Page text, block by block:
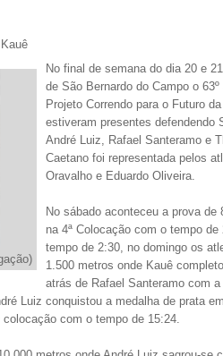
No final de semana do dia 20 e
de São Bernardo do Campo o
Projeto Correndo para o Futuro
estiveram presentes defendendo
André Luiz, Rafael Santeramo e
Caetano foi representada pelos
Oravalho e Eduardo Oliveira.
No sábado aconteceu a prova
na 4ª Colocação com o tempo
tempo de 2:30, no domingo os
1.500 metros onde Kauê
atrás de Rafael Santeramo com
Luiz conquistou a medalha de prata
com o tempo de 15:24.